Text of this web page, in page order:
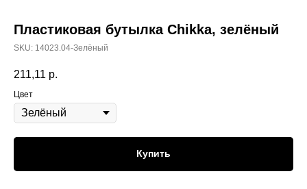
Пластиковая бутылка Chikka, зелёный
SKU: 14023.04-Зелёный
211,11 р.
Цвет
Купить